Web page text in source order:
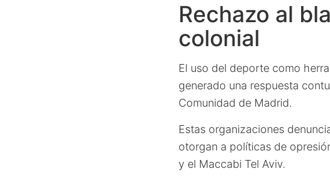
Rechazo al
colonial
El uso del deporte como
generado una respuesta
Comunidad de Madrid.
Estas organizaciones
otorgan a políticas de
y el Maccabi Tel Aviv.